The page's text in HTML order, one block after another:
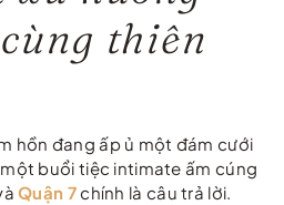
thiên
hồn đang ấp ủ một đám cưới
buổi tiệc intimate ấm cúng
Quận 7chính là câu trả lời.